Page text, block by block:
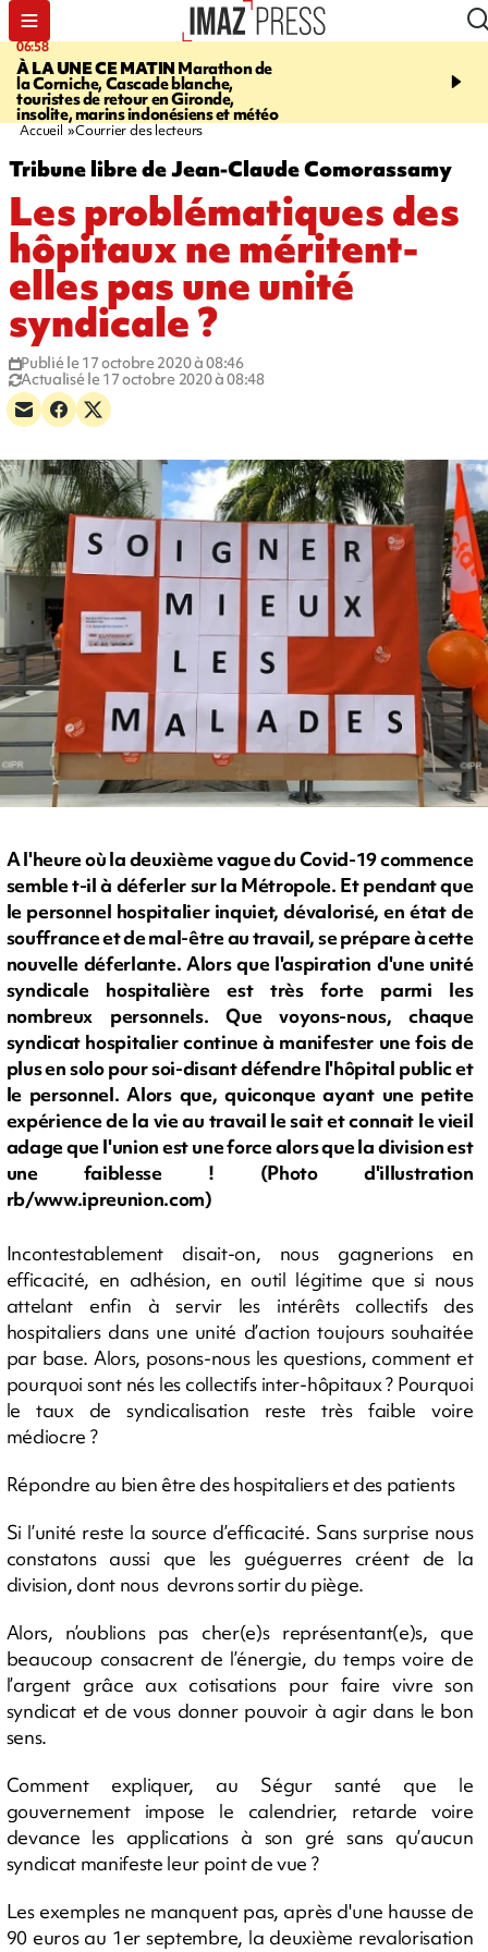
06:58
À LA UNE CE MATIN Marathon de
la Corniche, Cascade blanche,
touristes de retour en Gironde,
insolite, marins indonésiens et météo
09:14
touristes au Porge,
Accueil Courrier des lecteurs
Tribune libre de Jean-Claude Comorassamy
Les problématiques des
hôpitaux ne méritent-
elles pas une unité
syndicale ?
Publié le 17 octobre 2020 à 08:46
Actualisé le 17 octobre 2020 à 08:48
A l'heure où la deuxième vague du Covid-19 commence
semble t-il à déferler sur la Métropole. Et pendant que
le personnel hospitalier inquiet, dévalorisé, en état de
souffrance et de mal-être au travail, se prépare à cette
nouvelle déferlante. Alors que l'aspiration d'une unité
syndicale hospitalière est très forte parmi les
nombreux personnels. Que voyons-nous, chaque
syndicat hospitalier continue à manifester une fois de
plus en solo pour soi-disant défendre l'hôpital public et
le personnel. Alors que, quiconque ayant une petite
expérience de la vie au travail le sait et connait le vieil
adage que l'union est une force alors que la division est
une faiblesse ! (Photo d'illustration
rb/www.ipreunion.com)
Incontestablement disait-on, nous gagnerions en
efficacité, en adhésion, en outil légitime que si nous
attelant enfin à servir les intérêts collectifs des
hospitaliers dans une unité d’action toujours souhaitée
par base. Alors, posons-nous les questions, comment et
pourquoi sont nés les collectifs inter-hôpitaux ? Pourquoi
le taux de syndicalisation reste très faible voire
médiocre ?
Répondre au bien être des hospitaliers et des patients
Si l’unité reste la source d’efficacité. Sans surprise nous
constatons aussi que les guéguerres créent de la
division, dont nous devrons sortir du piège.
Alors, n’oublions pas cher(e)s représentant(e)s, que
beaucoup consacrent de l’énergie, du temps voire de
l’argent grâce aux cotisations pour faire vivre son
syndicat et de vous donner pouvoir à agir dans le bon
sens.
Comment expliquer, au Ségur santé que le
gouvernement impose le calendrier, retarde voire
devance les applications à son gré sans qu’aucun
syndicat manifeste leur point de vue ?
Les exemples ne manquent pas, après d'une hausse de
90 euros au 1er septembre, la deuxième revalorisation